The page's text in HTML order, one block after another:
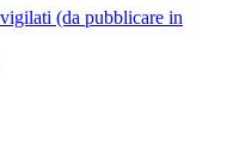
(da pubblicare in